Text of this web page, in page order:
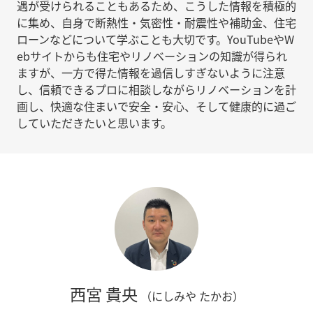
遇が受けられることもあるため、こうした情報を積極的
に集め、自身で断熱性・気密性・耐震性や補助金、住宅
ローンなどについて学ぶことも大切です。YouTubeやW
ebサイトからも住宅やリノベーションの知識が得られ
ますが、一方で得た情報を過信しすぎないように注意
し、信頼できるプロに相談しながらリノベーションを計
画し、快適な住まいで安全・安心、そして健康的に過ご
していただきたいと思います。
西宮 貴央
（にしみや たかお）